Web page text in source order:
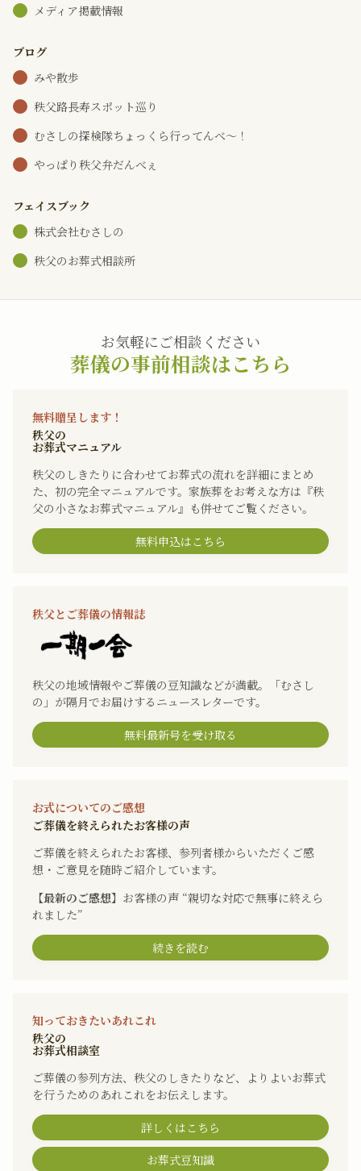
メディア掲載情報
ブログ
みや散歩
秩父路長寿スポット巡り
むさしの探検隊ちょっくら行ってんべ～！
やっぱり秩父弁だんべぇ
フェイスブック
株式会社むさしの
秩父のお葬式相談所
お気軽にご相談ください
葬儀の事前相談はこちら
無料贈呈します！
秩父の
お葬式マニュアル
秩父のしきたりに合わせてお葬式の流れを詳細にまとめ
た、初の完全マニュアルです。家族葬をお考えな方は『秩
父の小さなお葬式マニュアル』も併せてご覧ください。
無料申込はこちら
秩父とご葬儀の情報誌
秩父の地域情報やご葬儀の豆知識などが満載。「むさし
の」が隔月でお届けするニュースレターです。
無料最新号を受け取る
お式についてのご感想
ご葬儀を終えられたお客様の声
ご葬儀を終えられたお客様、参列者様からいただくご感
想・ご意見を随時ご紹介しています。
【最新のご感想】 お客様の声 “親切な対応で無事に終えら
れました”
続きを読む
知っておきたいあれこれ
秩父の
お葬式相談室
ご葬儀の参列方法、秩父のしきたりなど、よりよいお葬式
を行うためのあれこれをお伝えします。
詳しくはこちら
お葬式豆知識